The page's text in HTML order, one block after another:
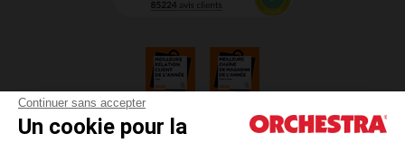
Continuer sans accepter
Un cookie pour la